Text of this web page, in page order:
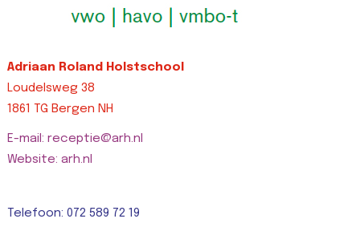
Adriaan Roland Holstschool
Loudelsweg 38
1861 TG Bergen NH
E-mail: receptie@arh.nl
Website: arh.nl
Telefoon: 072 589 72 19